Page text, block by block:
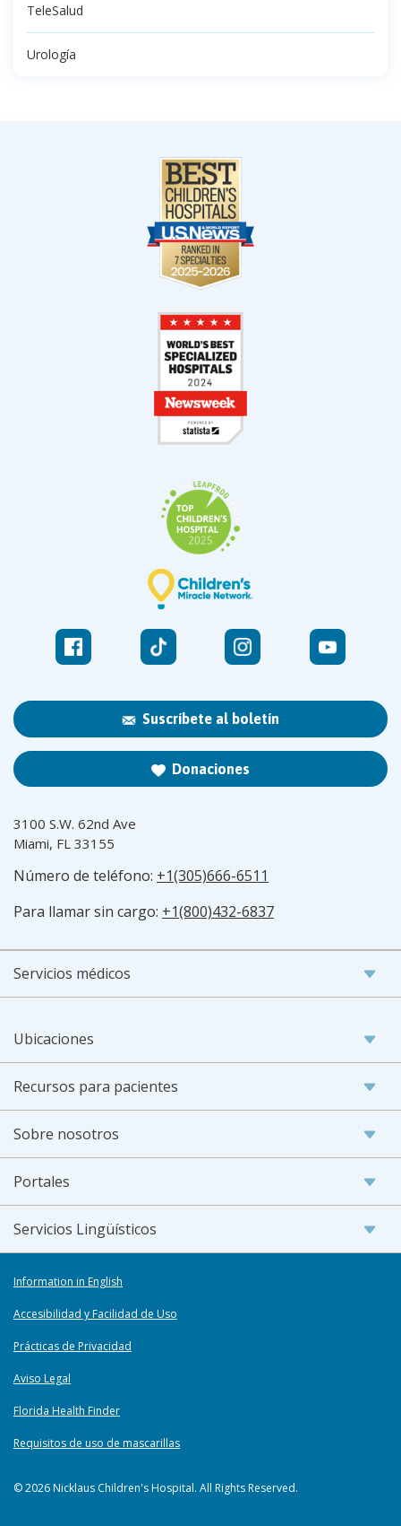
TeleSalud
Urología
Suscríbete al boletín
Donaciones
3100 S.W. 62nd Ave
Miami, FL 33155
Número de teléfono: +1(305)666-6511
Para llamar sin cargo: +1(800)432-6837
Servicios médicos
Ubicaciones
Recursos para pacientes
Sobre nosotros
Portales
Servicios Lingüísticos
Information in English
Accesibilidad y Facilidad de Uso
Prácticas de Privacidad
Aviso Legal
Florida Health Finder
Requisitos de uso de mascarillas
© 2026 Nicklaus Children's Hospital. All Rights Reserved.